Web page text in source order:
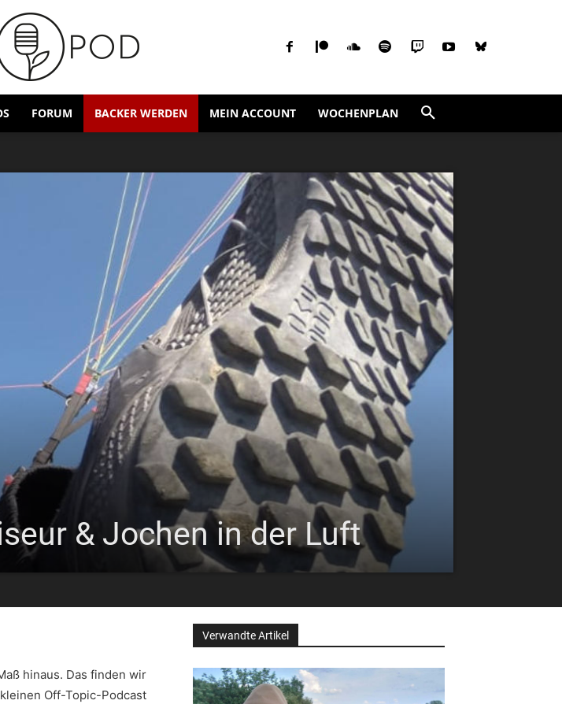
FORUM BACKER WERDEN MEIN ACCOUNT WOCHENPLAN
& Jochen in der Luft
hinaus. Das finden wir
Off-Topic-Podcast
Verwandte Artikel